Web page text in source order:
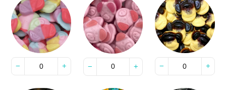
− + − + − +